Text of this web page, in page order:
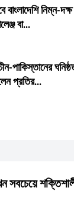
বাংলাদেশি নিম্ন-
বা...
পাকিস্তানের
প্রতির...
সবচেয়ে